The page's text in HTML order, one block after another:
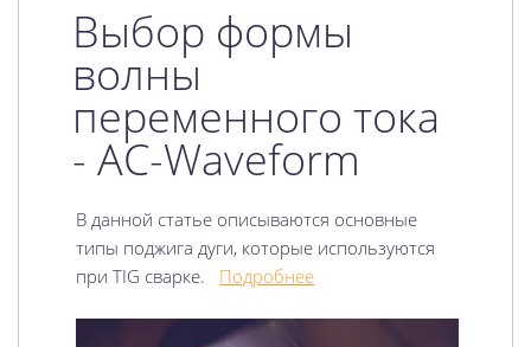
Выбор формы
волны
переменного тока
- AC-Waveform
В данной статье описываются основные
типы поджига дуги, которые используются
при TIG сварке. Подробнее